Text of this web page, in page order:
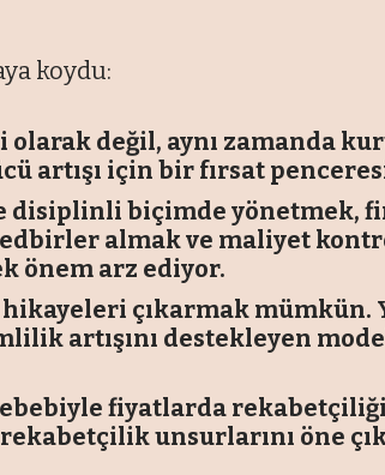
koydu:
değil, aynı zamanda
artışı için bir fırsat
disiplinli biçimde yönetmek,
tedbirler almak ve maliyet
önem arz ediyor.
çıkarmak mümkün.
artışını destekleyen
fiyatlarda
unsurlarını öne